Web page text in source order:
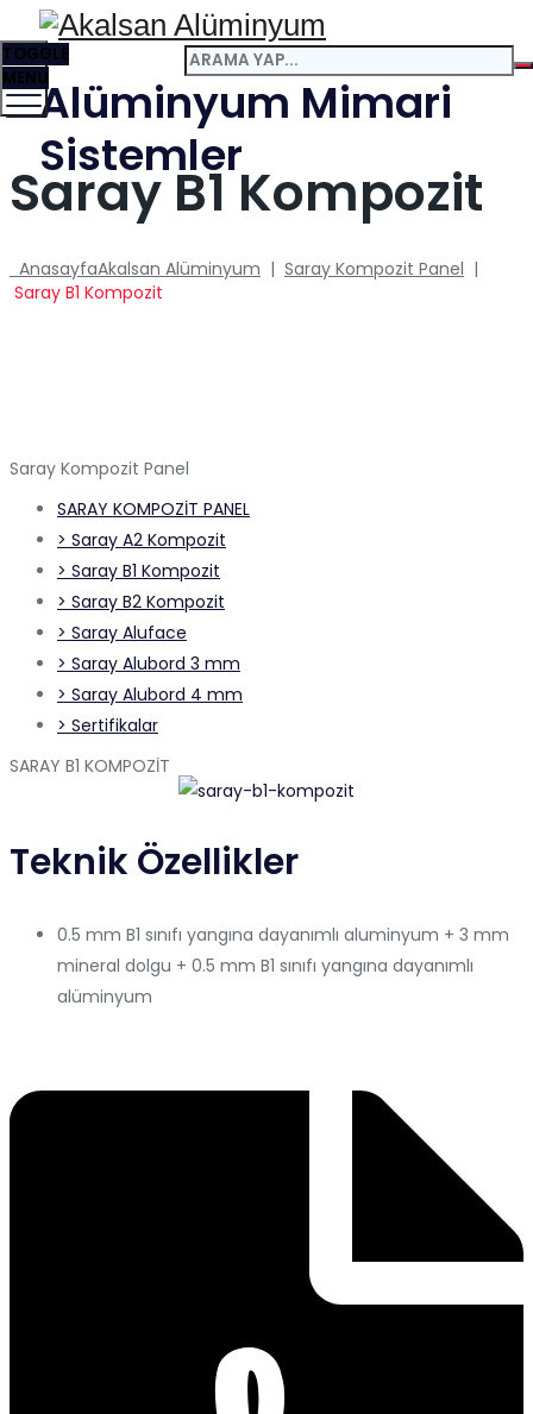
Alüminyum Mimari
Sistemler
TOGGLE
MENU
Saray B1 Kompozit
AnasayfaAkalsan Alüminyum | Saray Kompozit Panel |
Saray B1 Kompozit
Saray Kompozit Panel
SARAY KOMPOZİT PANEL
> Saray A2 Kompozit
> Saray B1 Kompozit
> Saray B2 Kompozit
> Saray Aluface
> Saray Alubord 3 mm
> Saray Alubord 4 mm
> Sertifikalar
SARAY B1 KOMPOZİT
Teknik Özellikler
0.5 mm B1 sınıfı yangına dayanımlı aluminyum + 3 mm
mineral dolgu + 0.5 mm B1 sınıfı yangına dayanımlı
alüminyum